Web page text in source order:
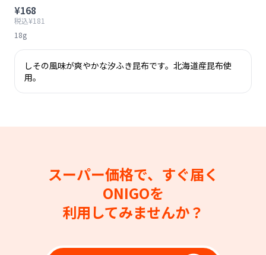
¥168
税込¥181
18g
しその風味が爽やかな汐ふき昆布です。北海道産昆布使
用。
スーパー価格で、すぐ届く
ONIGOを
利用してみませんか？